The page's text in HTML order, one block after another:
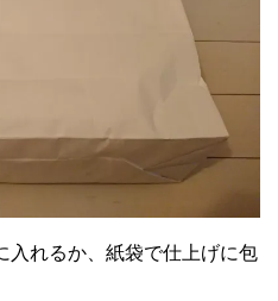
入れるか、紙袋で仕上げに包